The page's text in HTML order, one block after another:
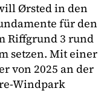
Ørsted in den
für den
Riffgrund 3 rund
setzen. Mit einer
von 2025 an der
Windpark